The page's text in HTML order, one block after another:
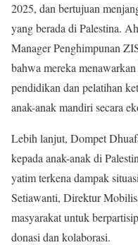
2025, dan bertujuan
yang berada di Palestina.
Manager Penghimpunan
bahwa mereka
pendidikan dan pelatihan
anak-anak mandiri secara
Lebih lanjut, Dompet
kepada anak-anak di
yatim terkena dampak
Setiawanti, Direktur
masyarakat untuk
donasi dan kolaborasi.